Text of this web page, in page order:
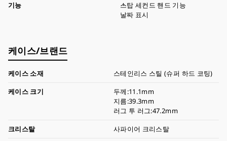
기능
스탑 세컨드 핸드 기능
날짜 표시
케이스/브랜드
케이스 소재
스테인리스 스틸 (슈퍼 하드 코팅)
케이스 크기
두께:11.1mm
지름:39.3mm
러그 투 러그:47.2mm
크리스탈
사파이어 크리스탈